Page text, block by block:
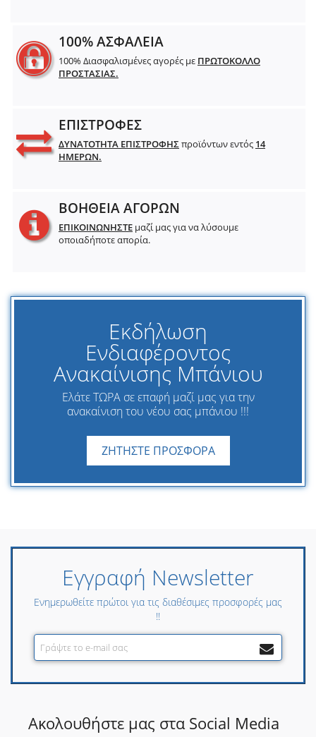
100% ΑΣΦΑΛΕΙΑ
100% Διασφαλισμένες αγορές με ΠΡΩΤΟΚΟΛΛΟ
ΠΡΟΣΤΑΣΙΑΣ.
ΕΠΙΣΤΡΟΦΕΣ
ΔΥΝΑΤΟΤΗΤΑ ΕΠΙΣΤΡΟΦΗΣπροϊόντων εντός 14
ΗΜΕΡΩΝ.
ΒΟΗΘΕΙΑ ΑΓΟΡΩΝ
ΕΠΙΚΟΙΝΩΝΗΣΤΕ μαζί μας για να λύσουμε
οποιαδήποτε απορία.
Εκδήλωση
Ενδιαφέροντος
Ανακαίνισης Μπάνιου
Ελάτε ΤΩΡΑ σε επαφή μαζί μας για την
ανακαίνιση του νέου σας μπάνιου !!!
ΖΗΤΗΣΤΕ ΠΡΟΣΦΟΡΑ
Εγγραφή Newsletter
Ενημερωθείτε πρώτοι για τις διαθέσιμες προσφορές μας
!!
Ακολουθήστε μας στα Social Media